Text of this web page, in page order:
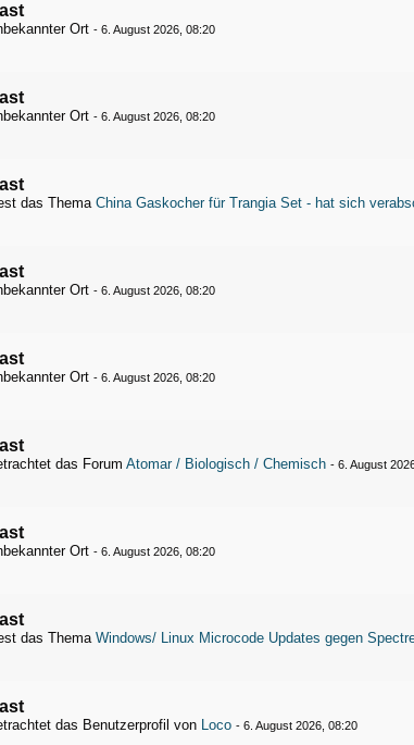
Ort-6. August 2026, 08:20
Ort-6. August 2026, 08:20
das ThemaChina Gaskocher für Trangia Set - hat sich
Ort-6. August 2026, 08:20
Ort-6. August 2026, 08:20
das ForumAtomar / Biologisch / Chemisch -6. August
Ort-6. August 2026, 08:20
das ThemaWindows/ Linux Microcode Updates gegen
das Benutzerprofil von Loco -6. August 2026, 08:20